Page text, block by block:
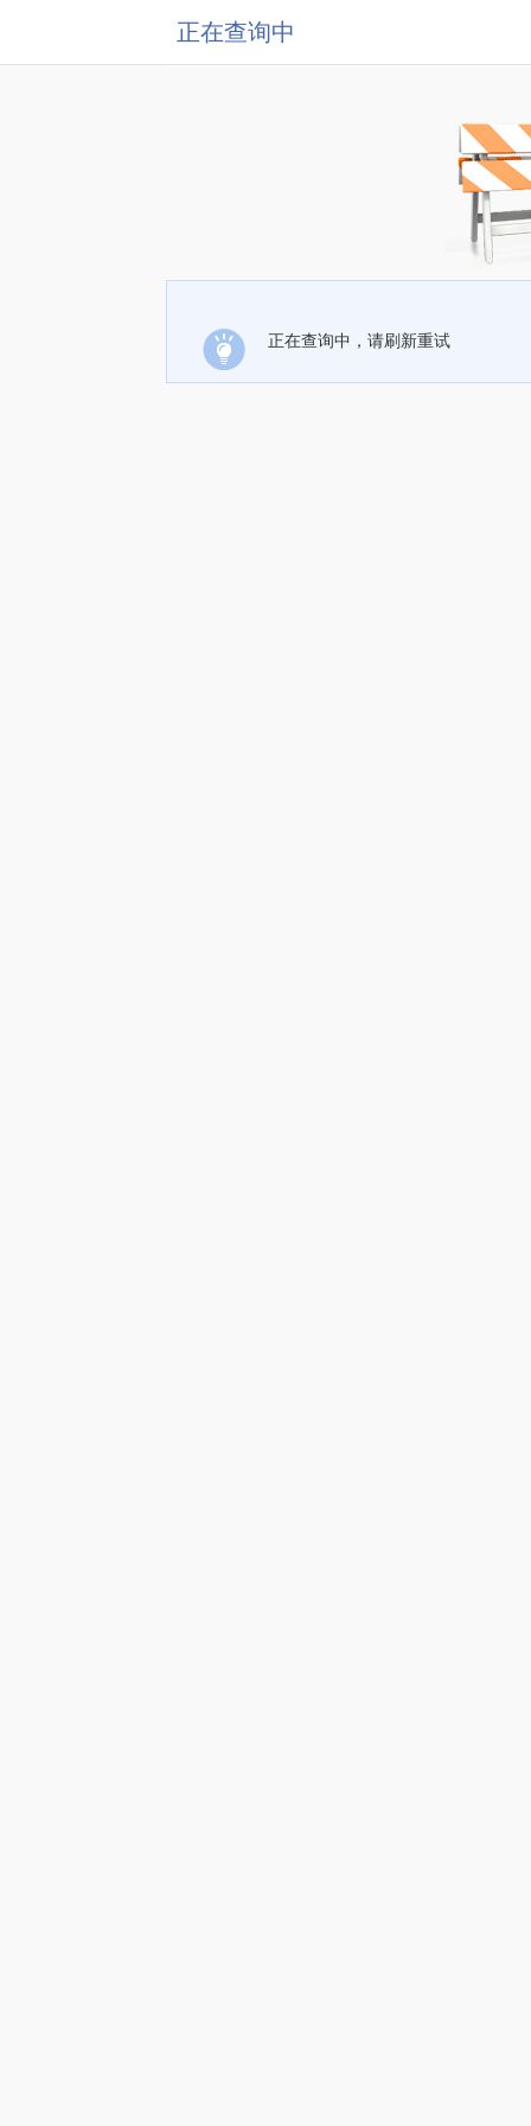
正在查询中
正在查询中，请刷新重试